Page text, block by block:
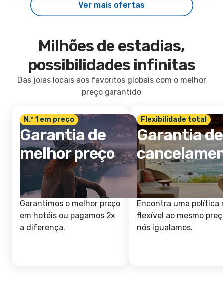
Ver mais ofertas
Milhões de estadias,
possibilidades infinitas
Das joias locais aos favoritos globais com o melhor
preço garantido
N.º 1 em preço
Garantia de
melhor preço
Garantimos o melhor preço
em hotéis ou pagamos 2x
a diferença.
Flexibilidade total
Garantia de
Encontra uma política
flexível ao mesmo
nós igualamos.